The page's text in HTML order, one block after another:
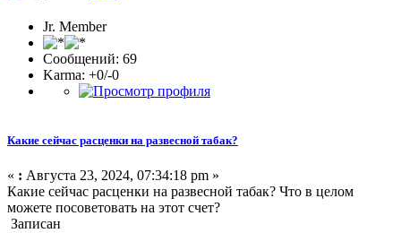
Jr. Member
Сообщений: 69
Karma: +0/-0
Какие сейчас расценки на развесной табак?
« : Августа 23, 2024, 07:34:18 pm »
Какие сейчас расценки на развесной табак? Что в целом
можете посоветовать на этот счет?
Записан